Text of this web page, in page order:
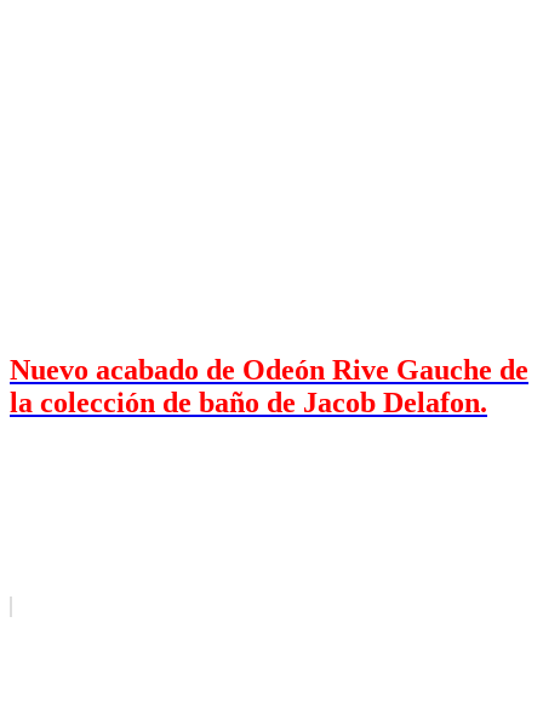
Nuevo acabado de Odeón Rive Gauche de
la colección de baño de Jacob Delafon.